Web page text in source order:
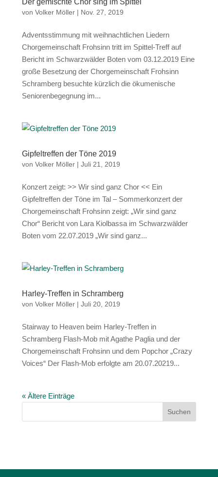
von Volker Möller| Nov. 27, 2019
Adventsstimmung mit weihnachtlichen Liedern
Chorgemeinschaft Frohsinn tritt im Spittel-Treff auf
Bericht im Schwarzwälder Boten vom 03.12.2019 Eine
große Besetzung der Chorgemeinschaft Frohsinn
Schramberg besuchte kürzlich die ökumenische
Seniorenbegegnung im...
Gipfeltreffen der Töne 2019
von Volker Möller| Juli 21, 2019
Konzert zeigt: >> Wir sind ganz Chor << Ein
Gipfeltreffen der Töne im Tal – Sommerkonzert der
Chorgemeinschaft Frohsinn zeigt: „Wir sind ganz
Chor“ Bericht von Lara Kiolbassa im Schwarzwälder
Boten vom 22.07.2019 „Wir sind ganz...
Harley-Treffen in Schramberg
von Volker Möller| Juli 20, 2019
Stairway to Heaven beim Harley-Treffen in
Schramberg Flash-Mob mit Agathe Paglia und der
Chorgemeinschaft Frohsinn und dem Popchor „Crazy
Voices“ Der Flash-Mob erfolgte am 20.07.20219...
« Ältere Einträge
Suchen